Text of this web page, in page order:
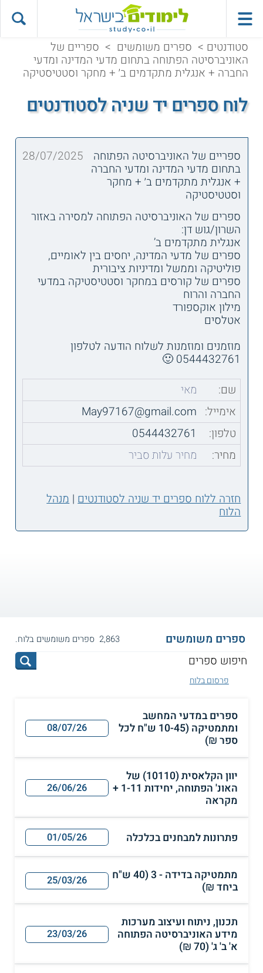
סטודנטים > ספרים משומשים > ספריים של
האוניברסיטה הפתוחה בתחום מדעי המדינה ומדעי
החברה + אנגלית מתקדמים ב׳ + מחקר וסטטיסטיקה
לוח ספרים יד שניה לסטודנטים
ספריים של האוניברסיטה הפתוחה
בתחום מדעי המדינה ומדעי החברה
+ אנגלית מתקדמים ב׳ + מחקר
וסטטיסטיקה
28/07/2025
ספרים של האוניברסיטה הפתוחה למסירה באזור
השרון/גוש דן:
אנגלית מתקדמים ב’
ספרים של מדעי המדינה, יחסים בין לאומיים,
פוליטיקה וממשל ומדיניות ציבורית
ספרים של קורסים במחקר וסטטיסטיקה במדעי
החברה והרוח
מילון אוקספורד
אטלסים
מוזמנים ומוזמנות לשלוח הודעה לטלפון
0544432761 🙂
שם:
מאי
אימייל: May97167@gmail.com
טלפון:
0544432761
מחיר:
מחיר עלות סביר
חזרה ללוח ספרים יד שניה לסטודנטים|מנהל
הלוח
ספרים משומשים 2,863 ספרים משומשים בלוח.
פרסום בלוח
ספרים במדעי המחשב
ומתמטיקה (10-45 ש"ח לכל
ספר ₪)
08/07/26
יוון הקלאסית (10110) של
האונ' הפתוחה, יחידות 1-11 +
מקראה
26/06/26
פתרונות למבחנים בכלכלה 01/05/26
מתמטיקה בדידה - 3 (40 ש"ח
ביחד ₪)
25/03/26
תכנון, ניתוח ועיצוב מערכות
מידע האוניברסיטה הפתוחה
א' ב' ג' (70 ₪)
23/03/26